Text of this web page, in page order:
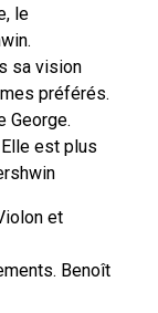
le
sa vision
préférés.
George.
est plus
et
Benoît